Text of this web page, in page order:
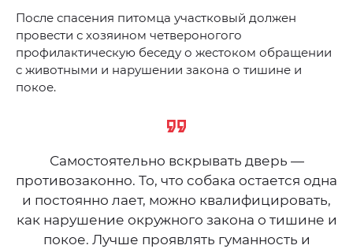
После спасения питомца участковый должен
провести с хозяином четвероногого
профилактическую беседу о жестоком обращении
с животными и нарушении закона о тишине и
покое.
Самостоятельно вскрывать дверь —
противозаконно. То, что собака остается одна
и постоянно лает, можно квалифицировать,
как нарушение окружного закона о тишине и
покое. Лучше проявлять гуманность и